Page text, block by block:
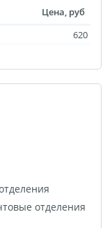
Цена, руб
620
отделения